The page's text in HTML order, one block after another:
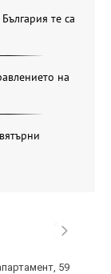
те са
на
59